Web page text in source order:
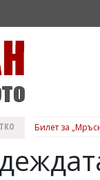
Билет за